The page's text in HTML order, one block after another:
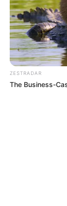
ZESTRADAR
The Business-